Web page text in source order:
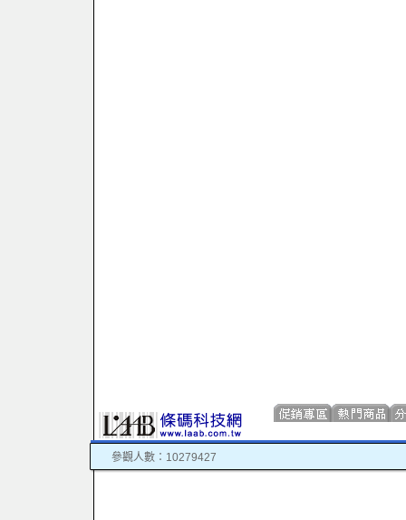
參觀人數：10279427